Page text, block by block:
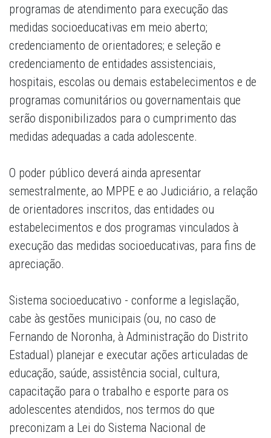
programas de atendimento para execução das
medidas socioeducativas em meio aberto;
credenciamento de orientadores; e seleção e
credenciamento de entidades assistenciais,
hospitais, escolas ou demais estabelecimentos e de
programas comunitários ou governamentais que
serão disponibilizados para o cumprimento das
medidas adequadas a cada adolescente.
O poder público deverá ainda apresentar
semestralmente, ao MPPE e ao Judiciário, a relação
de orientadores inscritos, das entidades ou
estabelecimentos e dos programas vinculados à
execução das medidas socioeducativas, para fins de
apreciação.
Sistema socioeducativo - conforme a legislação,
cabe às gestões municipais (ou, no caso de
Fernando de Noronha, à Administração do Distrito
Estadual) planejar e executar ações articuladas de
educação, saúde, assistência social, cultura,
capacitação para o trabalho e esporte para os
adolescentes atendidos, nos termos do que
preconizam a Lei do Sistema Nacional de